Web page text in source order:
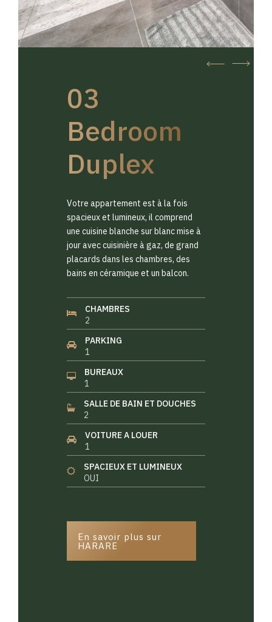
03
Bedroom
Duplex
Votre appartement est à la fois
spacieux et lumineux, il comprend
une cuisine blanche sur blanc mise à
jour avec cuisinière à gaz, de grand
placards dans les chambres, des
bains en céramique et un balcon.
CHAMBRES
2
PARKING
1
BUREAUX
1
SALLE DE BAIN ET DOUCHES
2
VOITURE A LOUER
1
SPACIEUX ET LUMINEUX
OUI
En savoir plus sur
HARARE